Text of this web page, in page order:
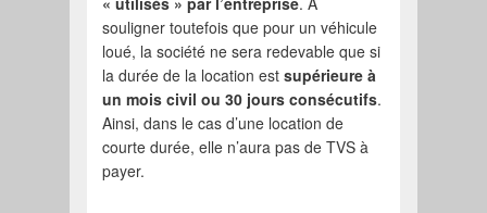
souligner toutefois que pour un véhicule
loué, la société ne sera redevable que si
la durée de la location estsupérieure à
un mois civil ou 30 jours consécutifs.
Ainsi, dans le cas d’une location de
courte durée, elle n’aura pas de TVS à
payer.